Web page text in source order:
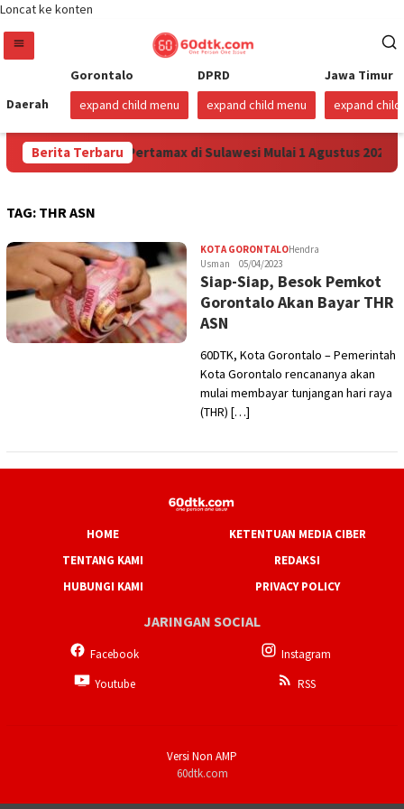
Loncat ke konten
Daerah
Gorontalo
expand child menu
DPRD
expand child menu
Jawa Timur
expand child
Berita Terbaru
Turunkan Harga Pertamax di Sulawesi Mulai 1 Agustus 2026
TAG: THR ASN
KOTA GORONTALOHendra
Usman
05/04/2023
Siap-Siap, Besok Pemkot
Gorontalo Akan Bayar THR
ASN
60DTK, Kota Gorontalo – Pemerintah
Kota Gorontalo rencananya akan
mulai membayar tunjangan hari raya
(THR) […]
HOME
KETENTUAN MEDIA CIBER
TENTANG KAMI
REDAKSI
HUBUNGI KAMI
PRIVACY POLICY
JARINGAN SOCIAL
Facebook
Instagram
Youtube
RSS
Versi Non AMP
60dtk.com